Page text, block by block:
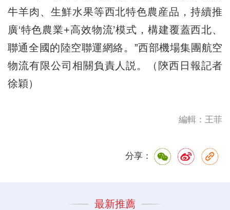
牛羊肉、生鮮水果等西北特色農産品，持續推
廣‘特色農業+高效物流’模式，構建覆蓋西北、
聯通全國的陸空聯運網絡。”西部機場集團航空
物流有限公司相關負責人説。（陝西日報記者
徐穎）
編輯：王菲
分享：
最新推薦